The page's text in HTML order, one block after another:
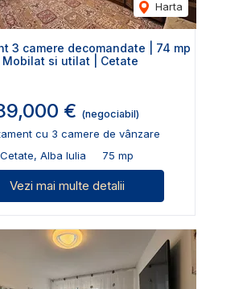
Harta
3 camere decomandate | 74 mp
| Mobilat si utilat | Cetate
€ (negociabil)
cu 3 camere de vânzare
Cetate, Alba Iulia
75 mp
Vezi mai multe detalii